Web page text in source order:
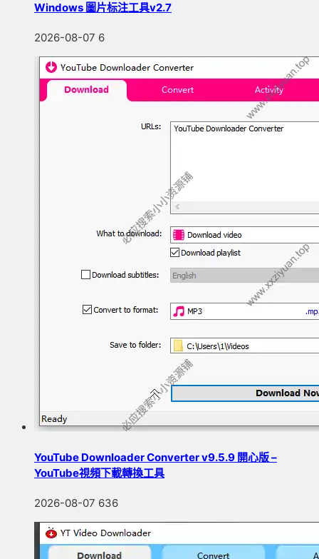
Windows 圖片标注工具v2.7
2026-08-07 6
YouTube Downloader Converter v9.5.9 開心版 –
YouTube視頻下載轉換工具
2026-08-07 636